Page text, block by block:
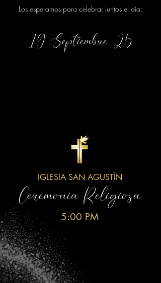
Los esperamos para celebrar juntos el dia:
19 Septiembre 25
IGLESIA SAN AGUSTÍN
Ceremonia Religiosa
5:00 PM